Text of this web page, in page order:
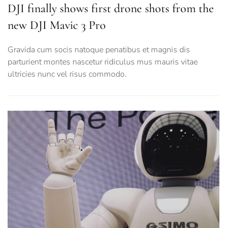
DJI finally shows first drone shots from the
new DJI Mavic 3 Pro
Gravida cum socis natoque penatibus et magnis dis
parturient montes nascetur ridiculus mus mauris vitae
ultricies nunc vel risus commodo.